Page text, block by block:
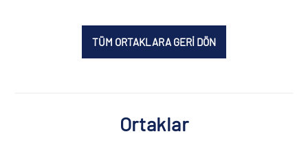
TÜM ORTAKLARA GERİ DÖN
Ortaklar